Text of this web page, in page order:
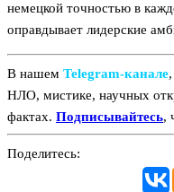
немецкой точностью в
оправдывает лидерские
В нашем Telegram‑канале
НЛО, мистике, научных
фактах. Подписывайтесь,
Поделитесь: